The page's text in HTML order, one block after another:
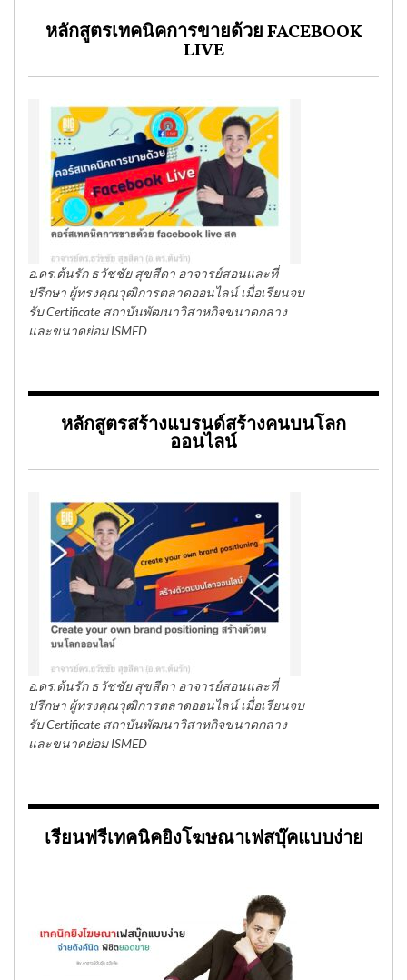
หลักสูตรเทคนิคการขายด้วย FACEBOOK
LIVE
อ.ดร.ต้นรัก ธวัชชัย สุขสีดา อาจารย์สอนและที่
ปรึกษา ผู้ทรงคุณวุฒิการตลาดออนไลน์ เมื่อเรียนจบ
รับ Certificate สถาบันพัฒนาวิสาหกิจขนาดกลาง
และขนาดย่อม ISMED
หลักสูตรสร้างแบรนด์สร้างคนบนโลก
ออนไลน์
อ.ดร.ต้นรัก ธวัชชัย สุขสีดา อาจารย์สอนและที่
ปรึกษา ผู้ทรงคุณวุฒิการตลาดออนไลน์ เมื่อเรียนจบ
รับ Certificate สถาบันพัฒนาวิสาหกิจขนาดกลาง
และขนาดย่อม ISMED
เรียนฟรีเทคนิคยิงโฆษณาเฟสบุ๊คแบบง่าย